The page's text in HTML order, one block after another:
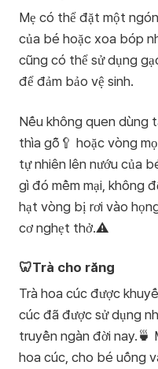
Mẹ có thể đặt một
của bé hoặc xoa bóp
cũng có thể sử dụng
để đảm bảo vệ sinh.
Nếu không quen dùng
thìa gỗ🥄 hoặc vòng
tự nhiên lên nướu của
gì đó mềm mại, không
hạt vòng bị rơi vào
cơ nghẹt thở.⚠️
🦷Trà cho răng
Trà hoa cúc được
cúc đã được sử dụng
truyền ngàn đời nay.🍵
hoa cúc, cho bé uống